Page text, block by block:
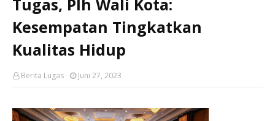
Tugas, Plh Wali Kota:
Kesempatan Tingkatkan
Kualitas Hidup
Berita Lugas Juni 27, 2023